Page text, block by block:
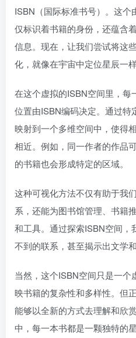
ISBN（国际标准书号）。这
仅标识着书籍的身份，还蕴含
信息。现在，让我们尝试将这
化，就像在宇宙中定位星辰一样
在这个虚拟的ISBN空间里，
位置由ISBN编码决定。通过特
映射到一个多维空间中，使得
相近。例如，同一作者的作品
的书籍也会形成特定的区域。
这种可视化方法不仅有助于我
系，还能为图书馆管理、书籍
和工具。通过探索ISBN空间，
不到的联系，甚至揭示出文学
当然，这个ISBN空间只是一个
映书籍的复杂性和多样性。但
能够以全新的方式去理解和欣
中，每一本书都是一颗独特的